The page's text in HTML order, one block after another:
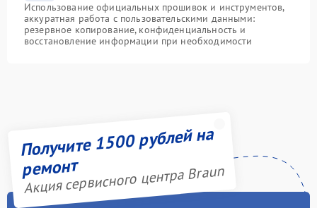
Использование официальных прошивок и инструментов,
аккуратная работа с пользовательскими данными:
резервное копирование, конфиденциальность и
восстановление информации при необходимости
Получите 1500 рублей на
ремонт
Акция сервисного центра Braun